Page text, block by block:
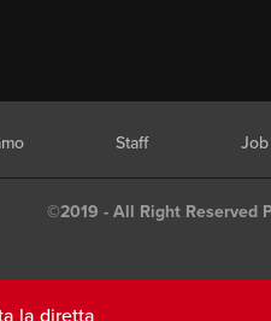
la diretta
Staff
©2019 - All Right Reserved